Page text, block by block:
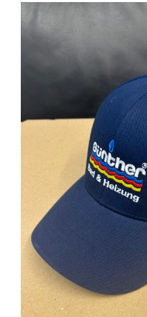
Sanitär
Heizung
Klimatechnik
Karriere
Aktuelles/Blog
Kontakt
View
Larger
Image